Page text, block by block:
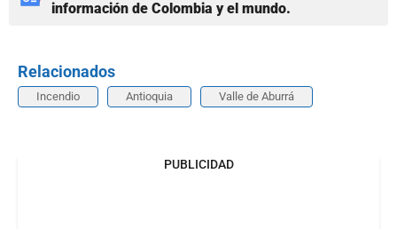
información de Colombia y el mundo.
Relacionados
Incendio Antioquia Valle de Aburrá
PUBLICIDAD